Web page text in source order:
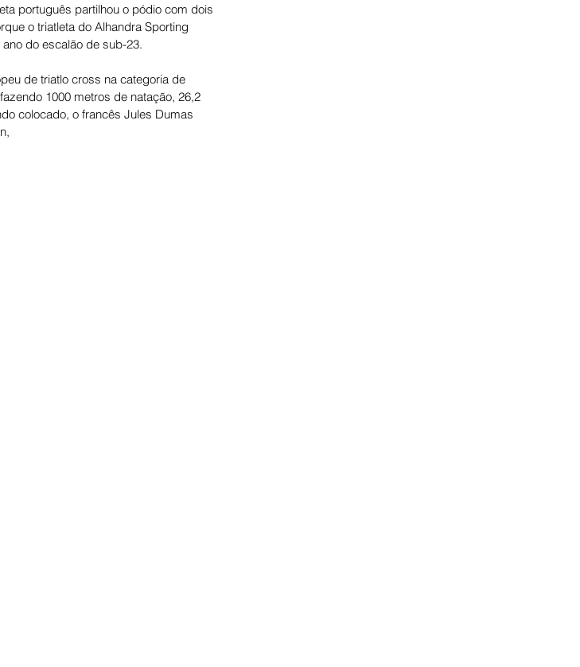
português partilhou o pódio com dois
o triatleta do Alhandra Sporting
do escalão de sub-23.
de triatlo cross na categoria de
1000 metros de natação, 26,2
colocado, o francês Jules Dumas